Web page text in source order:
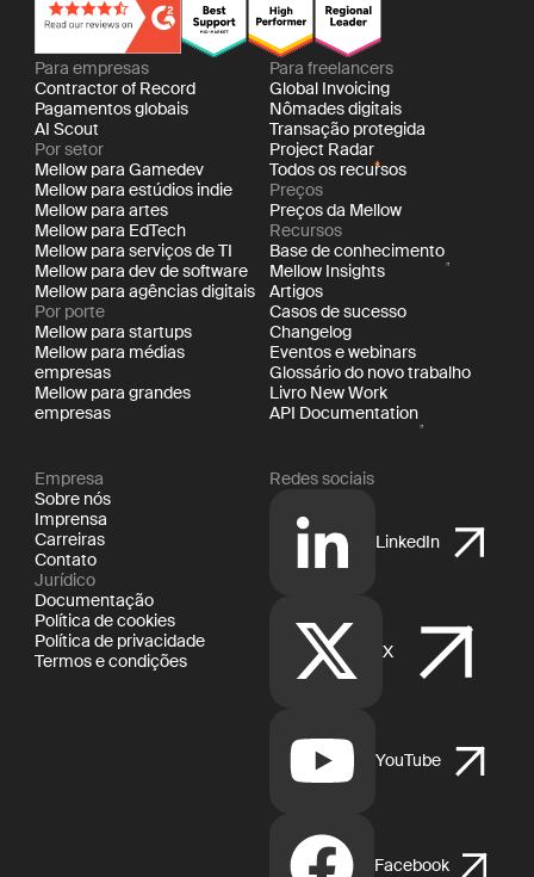
Para empresas
Contractor of Record
Pagamentos globais
AI Scout
Por setor
Mellow para Gamedev
Mellow para estúdios indie
Mellow para artes
Mellow para EdTech
Mellow para serviços de TI
Mellow para dev de software
Mellow para agências digitais
Por porte
Mellow para startups
Mellow para médias
empresas
Mellow para grandes
empresas
Para freelancers
Global Invoicing
Nômades digitais
Transação protegida
Project Radar
Todos os recursos
Preços
Preços da Mellow
Recursos
Base de conhecimento
Mellow Insights
Artigos
Casos de sucesso
Changelog
Eventos e webinars
Glossário do novo trabalho
Livro New Work
API Documentation
Empresa
Sobre nós
Imprensa
Carreiras
Contato
Jurídico
Documentação
Política de cookies
Política de privacidade
Termos e condições
Redes sociais
LinkedIn
X
YouTube
Facebook